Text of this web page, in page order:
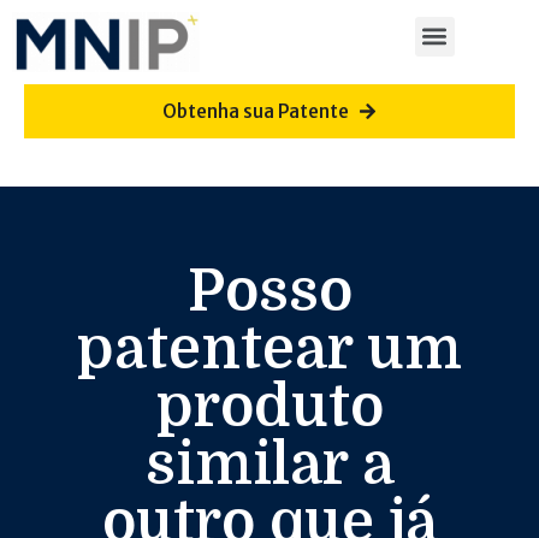
Obtenha sua Patente
Posso
patentear um
produto
similar a
outro que já